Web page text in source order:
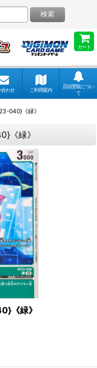
カート
検索
合わせ ご利用案内
店頭受取につい
て
040}《緑》
《緑》
《緑》